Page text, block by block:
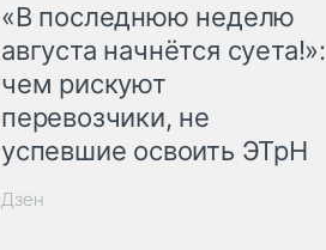
«В последнюю неделю
августа начнётся суета!»:
чем рискуют
перевозчики, не
успевшие освоить ЭТрН
Дзен